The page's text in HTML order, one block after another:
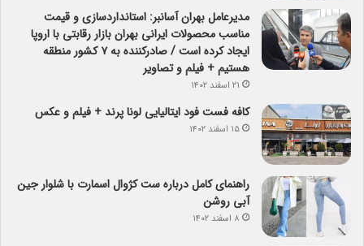
مدیرعامل بهران آسانبر: استانداردسازی و قیمت
مناسب محصولات ایرانی بهران بازار رقابتی با اروپا
ایجاد کرده است / صادرکننده به ۷ کشور منطقه
هستیم + فیلم و تصاویر
۲۱ اسفند ۱۴۰۲
کافه فست فود ایتالیایی لونا پرند + فیلم و عکس
۱۵ اسفند ۱۴۰۲
راهنمای کامل درباره ست کژوال اسمارت با شلوار جین
آبی روشن
۸ اسفند ۱۴۰۲